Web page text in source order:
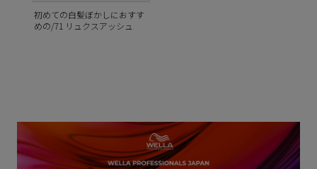
初めての白髪ぼかしにおすす
めの/71 リュクスアッシュ